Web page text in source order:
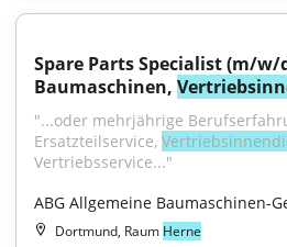
Spare Parts Specialist (m/w/
Baumaschinen,
"...oder mehrjährige
Ersatzteilservice,
Vertriebsservice..."
ABG Allgemeine Baumaschinen-
Dortmund, Raum Herne